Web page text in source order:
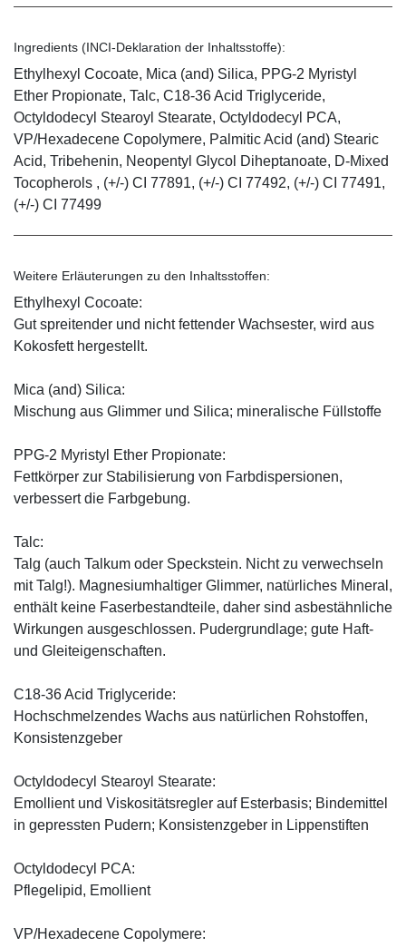
Ingredients (INCI-Deklaration der Inhaltsstoffe):
Ethylhexyl Cocoate, Mica (and) Silica, PPG-2 Myristyl
Ether Propionate, Talc, C18-36 Acid Triglyceride,
Octyldodecyl Stearoyl Stearate, Octyldodecyl PCA,
VP/Hexadecene Copolymere, Palmitic Acid (and) Stearic
Acid, Tribehenin, Neopentyl Glycol Diheptanoate, D-Mixed
Tocopherols , (+/-) CI 77891, (+/-) CI 77492, (+/-) CI 77491,
(+/-) CI 77499
Weitere Erläuterungen zu den Inhaltsstoffen:
Ethylhexyl Cocoate:
Gut spreitender und nicht fettender Wachsester, wird aus
Kokosfett hergestellt.
Mica (and) Silica:
Mischung aus Glimmer und Silica; mineralische Füllstoffe
PPG-2 Myristyl Ether Propionate:
Fettkörper zur Stabilisierung von Farbdispersionen,
verbessert die Farbgebung.
Talc:
Talg (auch Talkum oder Speckstein. Nicht zu verwechseln
mit Talg!). Magnesiumhaltiger Glimmer, natürliches Mineral,
enthält keine Faserbestandteile, daher sind asbestähnliche
Wirkungen ausgeschlossen. Pudergrundlage; gute Haft-
und Gleiteigenschaften.
C18-36 Acid Triglyceride:
Hochschmelzendes Wachs aus natürlichen Rohstoffen,
Konsistenzgeber
Octyldodecyl Stearoyl Stearate:
Emollient und Viskositätsregler auf Esterbasis; Bindemittel
in gepressten Pudern; Konsistenzgeber in Lippenstiften
Octyldodecyl PCA:
Pflegelipid, Emollient
VP/Hexadecene Copolymere: